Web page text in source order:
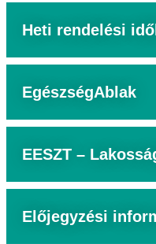
Heti rendelési
EgészségAblak
EESZT –
Előjegyzési